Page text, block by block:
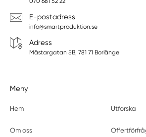
E-postadress
info@smartproduktion.se
Adress
Mästargatan 5B, 781 71 Borlänge
Meny
Hem Utforska
Om oss